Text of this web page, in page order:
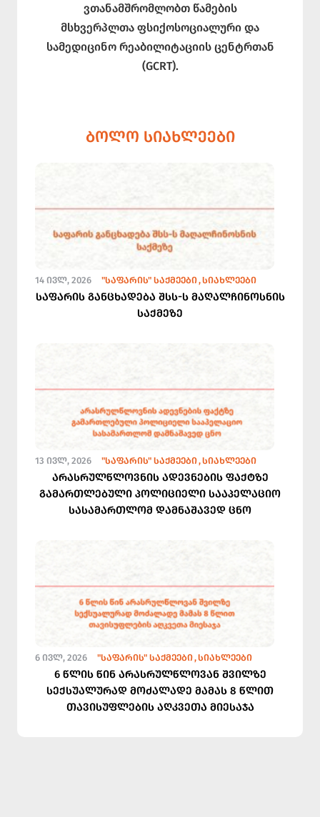
ვთანამშრომლობთ წამების
მსხვერპლთა ფსიქოსოციალური და
სამედიცინო რეაბილიტაციის ცენტრთან
(GCRT).
ᲑᲝᲚᲝ ᲡᲘᲐᲮᲚᲔᲔᲑᲘ
14 ᲘᲕᲚ, 2026 "ᲡᲐᲤᲐᲠᲘᲡ" ᲡᲐᲥᲛᲔᲔᲑᲘ ᲡᲘᲐᲮᲚᲔᲔᲑᲘ
საფარის განცხადება შსს-ს მაღალჩინოსნის
საქმეზე
13 ᲘᲕᲚ, 2026 "ᲡᲐᲤᲐᲠᲘᲡ" ᲡᲐᲥᲛᲔᲔᲑᲘ ᲡᲘᲐᲮᲚᲔᲔᲑᲘ
არასრულწლოვნის ადევნების ფაქტზე
გამართლებული პოლიციელი სააპელაციო
სასამართლომ დამნაშავედ ცნო
6 ᲘᲕᲚ, 2026 "ᲡᲐᲤᲐᲠᲘᲡ" ᲡᲐᲥᲛᲔᲔᲑᲘ ᲡᲘᲐᲮᲚᲔᲔᲑᲘ
6 წლის წინ არასრულწლოვან შვილზე
სექსუალურად მოძალადე მამას 8 წლით
თავისუფლების აღკვეთა მიესაჯა